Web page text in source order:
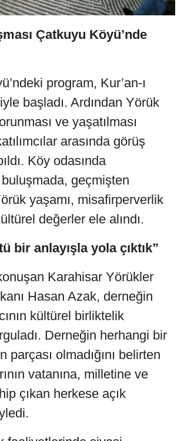
Çatkuyu Köyü’nde
program, Kur’an-ı
başladı. Ardından Yörük
ve yaşatılması
arasında görüş
Köy odasında
geçmişten
yaşamı, misafirperverlik
değerler ele alındı.
bir anlayışla yola çıktık”
Karahisar Yörükler
Hasan Azak, derneğin
kültürel birliktelik
Derneğin herhangi bir
parçası olmadığını belirten
vatanına, milletine ve
çıkan herkese açık